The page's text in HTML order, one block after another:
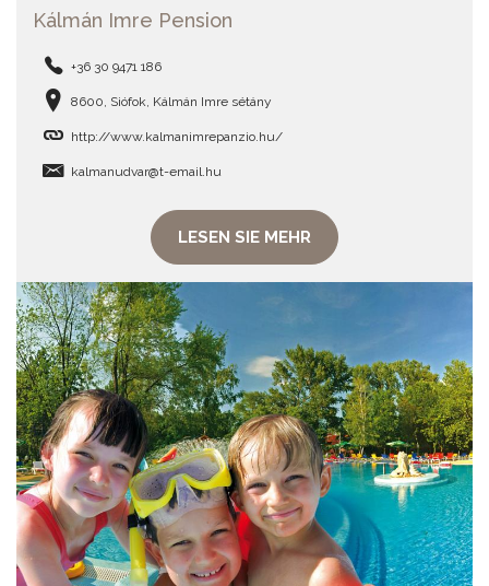
Kálmán Imre Pension
+36 30 9471 186
8600, Siófok, Kálmán Imre sétány
http://www.kalmanimrepanzio.hu/
kalmanudvar@t-email.hu
LESEN SIE MEHR